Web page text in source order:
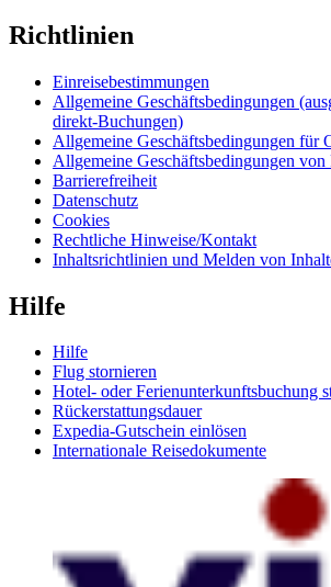
Richtlinien
Einreisebestimmungen
Allgemeine Geschäftsbedingungen
direkt-Buchungen)
Allgemeine Geschäftsbedingungen
Allgemeine Geschäftsbedingungen
Barrierefreiheit
Datenschutz
Cookies
Rechtliche Hinweise/Kontakt
Inhaltsrichtlinien und Melden von
Hilfe
Hilfe
Flug stornieren
Hotel- oder Ferienunterkunftsbuchung
Rückerstattungsdauer
Expedia-Gutschein einlösen
Internationale Reisedokumente